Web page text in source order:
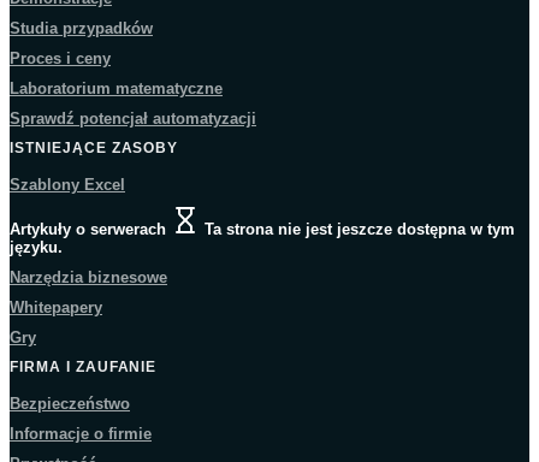
Studia przypadków
Proces i ceny
Laboratorium matematyczne
Sprawdź potencjał automatyzacji
ISTNIEJĄCE ZASOBY
Szablony Excel
Artykuły o serwerach
Ta strona nie jest jeszcze dostępna w tym
języku.
Narzędzia biznesowe
Whitepapery
Gry
FIRMA I ZAUFANIE
Bezpieczeństwo
Informacje o firmie